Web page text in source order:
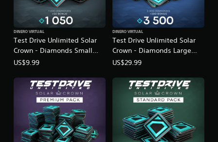
Test Drive Unlimited Solar
Crown - Diamonds Small
Pack
DINERO VIRTUAL
US$9.99
Test Drive Unlimited Solar
Crown - Diamonds Large
Pack
DINERO VIRTUAL
US$29.99